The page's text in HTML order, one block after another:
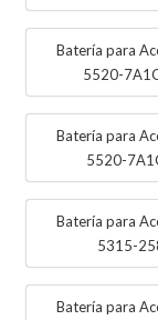
Batería para
5520-
Batería para
5520-
Batería para
5315-
Batería para